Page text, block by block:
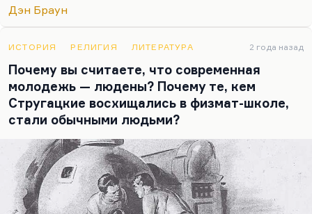
сектантская психология была более или менее
прочитать о расколе, о старообрядцах, «В лесах» и
«На горах», у Горького очень интересно на эту
тему в «Моих университетах», «В людях». «В
людях» особенно, но это, к сожалению,…
Дэн Браун
ИСТОРИЯ РЕЛИГИЯ ЛИТЕРАТУРА 2 года назад
Почему вы считаете, что современная
молодежь — людены? Почему те, кем
Стругацкие восхищались в физмат-школе,
стали обычными людьми?